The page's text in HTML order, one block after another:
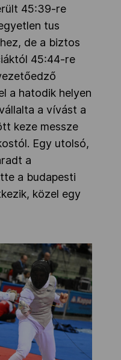
45:39-re
tus
de a biztos
45:44-re
a hatodik helyen
a vívást a
keze messze
Egy utolsó,
a
a budapesti
közel egy